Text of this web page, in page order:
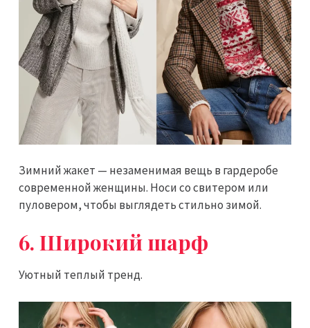
Зимний жакет — незаменимая вещь в гардеробе
современной женщины. Носи со свитером или
пуловером, чтобы выглядеть стильно зимой.
6. Широкий шарф
Уютный теплый тренд.